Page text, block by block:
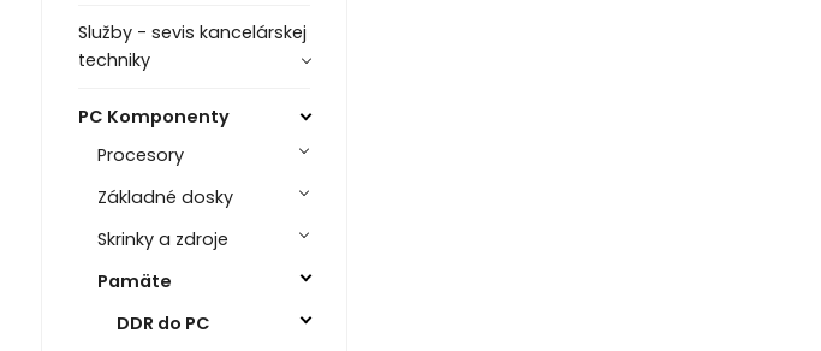
Služby - sevis kancelárskej
techniky
PC Komponenty
Procesory
Základné dosky
Skrinky a zdroje
Pamäte
DDR do PC